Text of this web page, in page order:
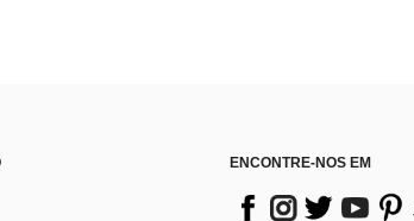
ENCONTRE-NOS EM